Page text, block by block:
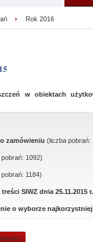
Rok 2016
w obiektach
zamówieniu (liczba pobrań:
1092)
1184)
SIWZ dnia 25.11.2015 r.
o wyborze